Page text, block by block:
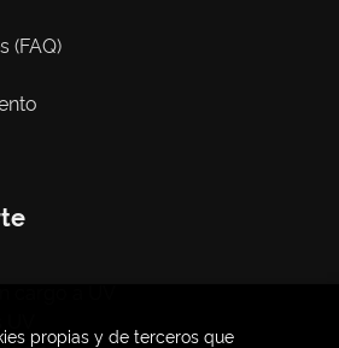
(FAQ)
propias y de terceros que